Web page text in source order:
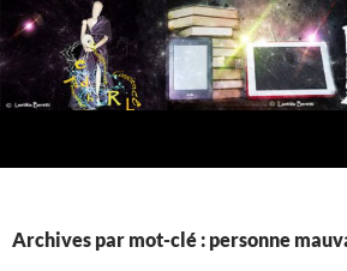
Aller
au
contenu
Archives par mot-clé : personne